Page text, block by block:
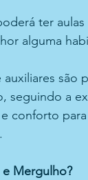
alguma
são
seguindo a
conforto
Mergulho?